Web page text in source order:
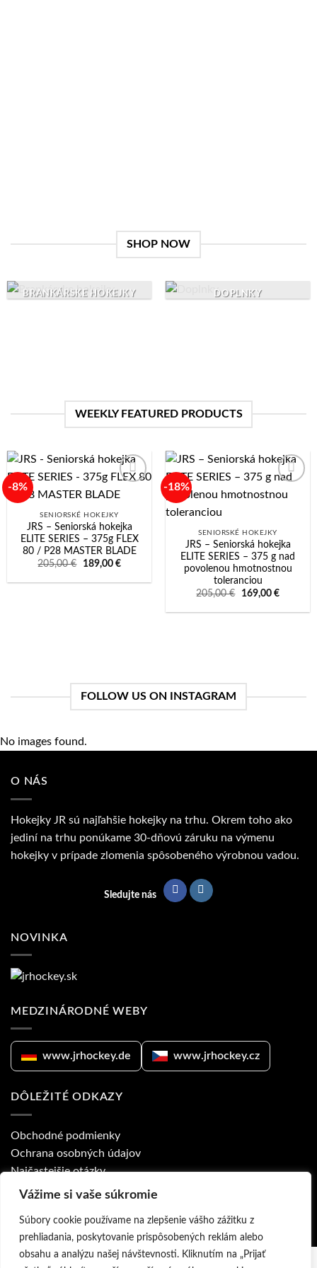
Vážime si vaše súkromie
Súbory cookie používame na zlepšenie vášho zážitku z
prehliadania, poskytovanie prispôsobených reklám alebo
obsahu a analýzu našej návštevnosti. Kliknutím na „Prijať
SHOP NOW
BRANKÁRSKE HOKEJKY DOPLNKY
WEEKLY FEATURED PRODUCTS
-8%
Add to
SENIORSKÉ HOKEJKY
JRS – Seniorská hokejka
ELITE SERIES – 375g FLEX
80 / P28 MASTER BLADE
205,00€
Pôvodná
bola:
189,00 €Aktuálna
je:
-18%
Add to
SENIORSKÉ HOKEJKY
JRS – Seniorská hokejka
ELITE SERIES – 375 g nad
povolenou hmotnostnou
toleranciou
205,00€
Pôvodná
bola:
169,00 €Aktuálna
je:
FOLLOW US ON INSTAGRAM
No images found.
O NÁS
Hokejky JR sú najľahšie hokejky na trhu. Okrem toho ako
jediní na trhu ponúkame 30-dňovú záruku na výmenu
hokejky v prípade zlomenia spôsobeného výrobnou vadou.
Sledujte nás
NOVINKA
MEDZINÁRODNÉ WEBY
www.jrhockey.de www.jrhockey.cz
DÔLEŽITÉ ODKAZY
Obchodné podmienky
Ochrana osobných údajov
Najčastejšie otázky
Ponuka pre kluby